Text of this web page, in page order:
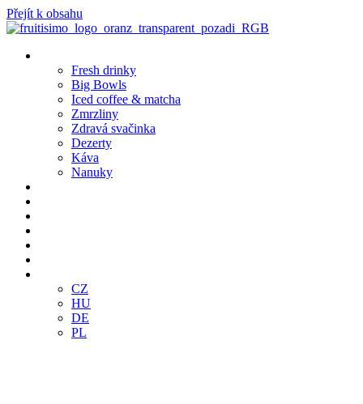
Přejít k obsahu
Fresh drinky
Big Bowls
Iced coffee & matcha
Zmrzliny
Zdravá svačinka
Dezerty
Káva
Nanuky
CZ
HU
DE
PL